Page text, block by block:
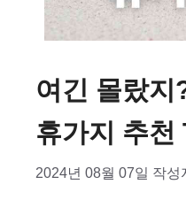
여긴 몰랐지
휴가지 추천
2024년 08월 07일 작성